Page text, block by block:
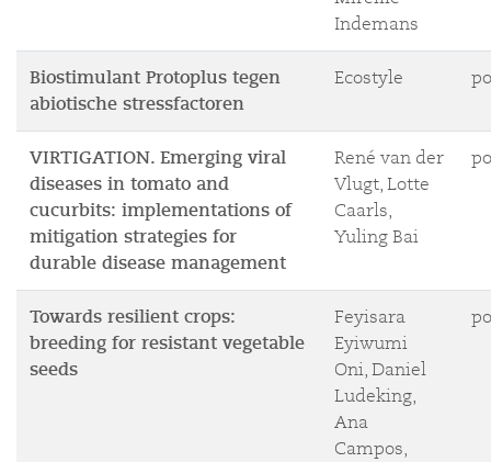
Indemans
Biostimulant Protoplus tegen
abiotische stressfactoren
Ecostyle
VIRTIGATION. Emerging viral
diseases in tomato and
cucurbits: implementations of
mitigation strategies for
durable disease management
René van der
Vlugt, Lotte
Caarls,
Yuling Bai
Towards resilient crops:
breeding for resistant vegetable
seeds
Feyisara
Eyiwumi
Oni, Daniel
Ludeking,
Ana
Campos,